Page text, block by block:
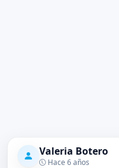
Valeria Botero
Hace 6 años